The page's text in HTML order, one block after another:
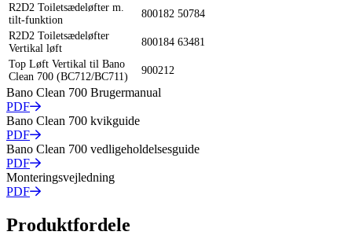
R2D2 Toiletsædeløfter m.
tilt-funktion
800182 50784
R2D2 Toiletsædeløfter
Vertikal løft
800184 63481
Top Løft Vertikal til Bano
Clean 700 (BC712/BC711)
900212
Bano Clean 700 Brugermanual
PDF
Bano Clean 700 kvikguide
PDF
Bano Clean 700 vedligeholdelsesguide
PDF
Monteringsvejledning
PDF
Produktfordele